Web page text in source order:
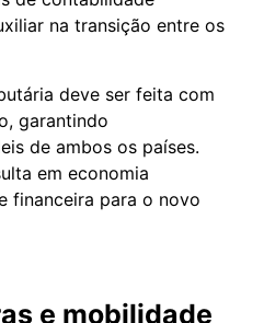
na transição entre os
deve ser feita com
garantindo
de ambos os países.
em economia
financeira para o novo
e mobilidade